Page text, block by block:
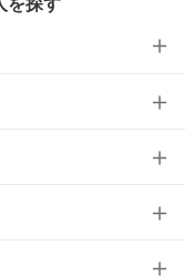
を探す